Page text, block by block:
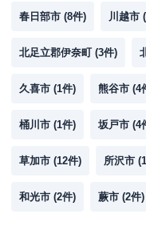
春日部市 (8件) 川越市 (
北足立郡伊奈町 (3件)
久喜市 (1件) 熊谷市 (4
桶川市 (1件) 坂戸市 (4
草加市 (12件) 所沢市 (
和光市 (2件) 蕨市 (2件)